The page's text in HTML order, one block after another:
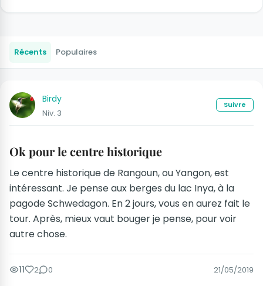
Récents Populaires
Birdy
Niv. 3
Suivre
Ok pour le centre historique
Le centre historique de Rangoun, ou Yangon, est
intéressant. Je pense aux berges du lac Inya, à la
pagode Schwedagon. En 2 jours, vous en aurez fait le
tour. Après, mieux vaut bouger je pense, pour voir
autre chose.
11 2 0 21/05/2019